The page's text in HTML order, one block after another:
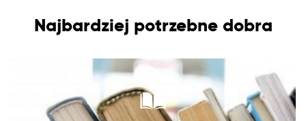
Najbardziej potrzebne dobra